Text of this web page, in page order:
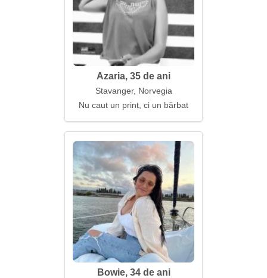
Azaria, 35 de ani
Stavanger, Norvegia
Nu caut un prinț, ci un bărbat
Bowie, 34 de ani